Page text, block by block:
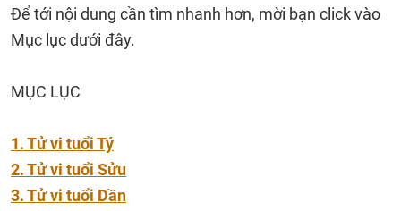
Để tới nội dung cần tìm nhanh hơn, mời bạn click vào
Mục lục dưới đây.
MỤC LỤC
1. Tử vi tuổi Tý
2. Tử vi tuổi Sửu
3. Tử vi tuổi Dần